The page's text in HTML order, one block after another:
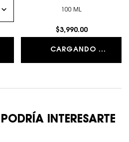
100 ML
$3,990.00
CARGANDO ...
INTERESARTE